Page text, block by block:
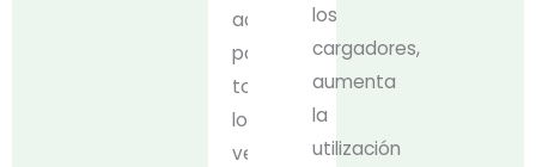
accesible
para
todos
los
vehículos
los
cargadores,
aumenta
la
utilización